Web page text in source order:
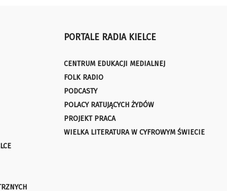
PORTALE RADIA KIELCE
CENTRUM EDUKACJI MEDIALNEJ
FOLK RADIO
PODCASTY
POLACY RATUJĄCYCH ŻYDÓW
PROJEKT PRACA
WIELKA LITERATURA W CYFROWYM ŚWIECIE